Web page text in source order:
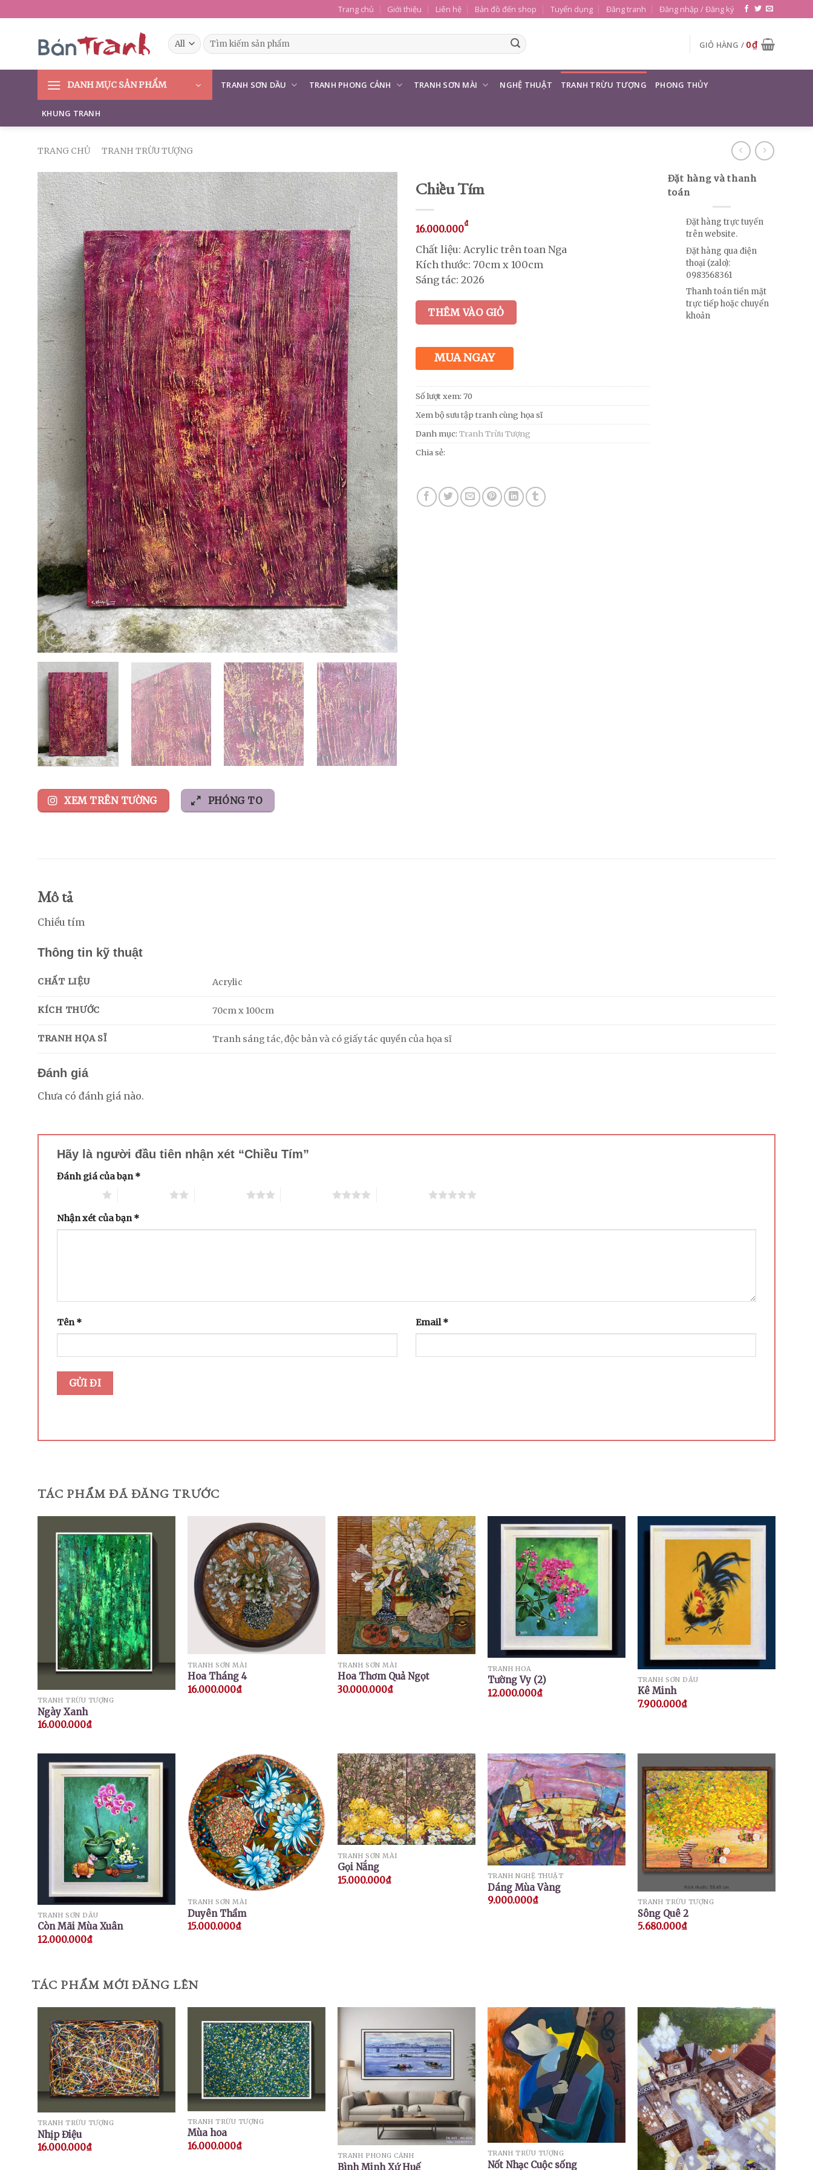
to
Trang chủ Giới thiệu Liên hệ Bản đồ đến shop Tuyển dụng Đăng tranh Đăng nhập / Đăng ký
Tìm
kiếm:
GIỎ HÀNG / 0₫
DANH MỤC SẢN PHẨM TRANH SƠN DẦU TRANH PHONG CẢNH TRANH SƠN MÀI NGHỆ THUẬT TRANH TRỪU TƯỢNG PHONG THỦY
KHUNG TRANH
TRANG CHỦ TRANH TRỪU TƯỢNG
XEM TRÊN TƯỜNG PHÓNG TO
Chiều Tím
16.000.000₫
Chất liệu: Acrylic trên toan Nga
Kích thước: 70cm x 100cm
Sáng tác: 2026
THÊM VÀO GIỎ
MUA NGAY
Số lượt xem: 70
Xem bộ sưu tập tranh cùng họa sĩ
Danh mục: Tranh Trừu Tượng
Chia sẻ:
Đặt hàng và thanh
toán
Đặt hàng trực tuyến
trên website.
Đặt hàng qua điện
thoại (zalo):
0983568361
Thanh toán tiền mặt
trực tiếp hoặc chuyển
khoản
Mô tả
Chiều tím
Thông tin kỹ thuật
CHẤT LIỆU Acrylic
KÍCH THƯỚC 70cm x 100cm
TRANH HỌA SĨ Tranh sáng tác, độc bản và có giấy tác quyền của họa sĩ
Đánh giá
Chưa có đánh giá nào.
Hãy là người đầu tiên nhận xét “Chiều Tím”
Đánh giá của bạn*
Nhận xét của bạn*
Tên* Email*
TÁC PHẨM ĐÃ ĐĂNG TRƯỚC
TRANH TRỪU TƯỢNG
Ngày Xanh
16.000.000₫
TRANH SƠN MÀI
Hoa Tháng 4
16.000.000₫
TRANH SƠN MÀI
Hoa Thơm Quả Ngọt
30.000.000₫
TRANH HOA
Tường Vy (2)
12.000.000₫
TRANH SƠN DẦU
Kê Minh
7.900.000₫
TRANH SƠN DẦU
Còn Mãi Mùa Xuân
12.000.000₫
TRANH SƠN MÀI
Duyên Thầm
15.000.000₫
TRANH SƠN MÀI
Gọi Nắng
15.000.000₫ TRANH NGHỆ THUẬT
Dáng Mùa Vàng
9.000.000₫ TRANH TRỪU TƯỢNG
Sông Quê 2
5.680.000₫
TÁC PHẨM MỚI ĐĂNG LÊN
TRANH TRỪU TƯỢNG
Nhịp Điệu
16.000.000₫
TRANH TRỪU TƯỢNG
Mùa hoa
16.000.000₫
TRANH PHONG CẢNH
Bình Minh Xứ Huế
TRANH TRỪU TƯỢNG
Nốt Nhạc Cuộc sống